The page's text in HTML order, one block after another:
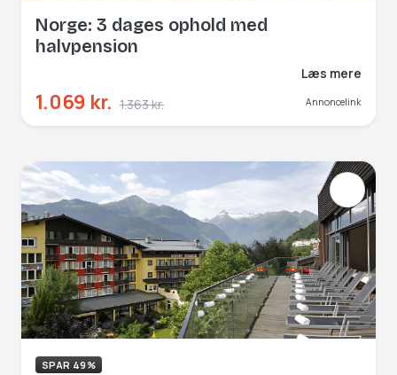
Norge: 3 dages ophold med
halvpension
Læs mere
1.069 kr. 1.363 kr. Annoncelink
SPAR 49%